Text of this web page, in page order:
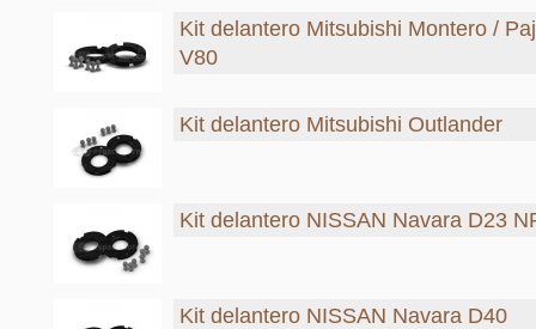
Kit delantero Mitsubishi Montero /
V80
Kit delantero Mitsubishi Outlander
Kit delantero NISSAN Navara D23
Kit delantero NISSAN Navara D40